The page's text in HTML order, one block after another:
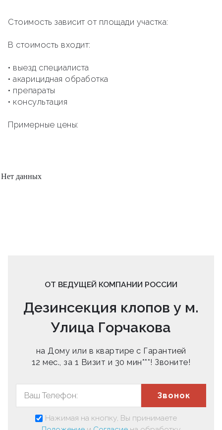
Стоимость зависит от площади участка:
В стоимость входит:
• выезд специалиста
• акарицидная обработка
• препараты
• консультация
Примерные цены:
Нет данных
ОТ ВЕДУЩЕЙ КОМПАНИИ РОССИИ
Дезинсекция клопов у м.
Улица Горчакова
на Дому или в квартире с Гарантией
12 мес., за 1 Визит и 30 мин***! Звоните!
Звонок
Нажимая на кнопку, Вы принимаете